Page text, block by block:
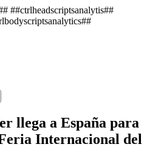
##ctrlheadscriptsanalytis##
llega a España para
Internacional del